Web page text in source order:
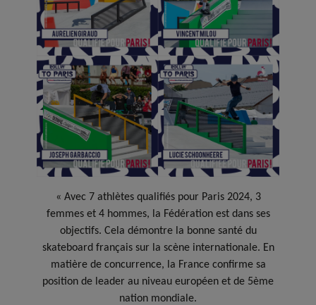
« Avec 7 athlètes qualifiés pour Paris 2024, 3
femmes et 4 hommes, la Fédération est dans ses
objectifs. Cela démontre la bonne santé du
skateboard français sur la scène internationale. En
matière de concurrence, la France confirme sa
position de leader au niveau européen et de 5ème
nation mondiale.